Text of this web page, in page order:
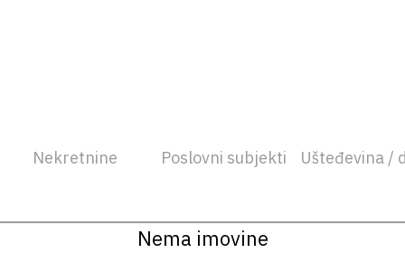
Nekretnine Poslovni subjekti Ušteđevina /
Nema imovine